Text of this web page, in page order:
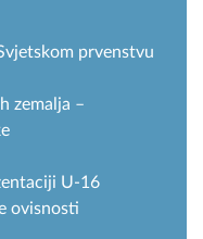
prvenstvu
zemalja –
U-16
ovisnosti